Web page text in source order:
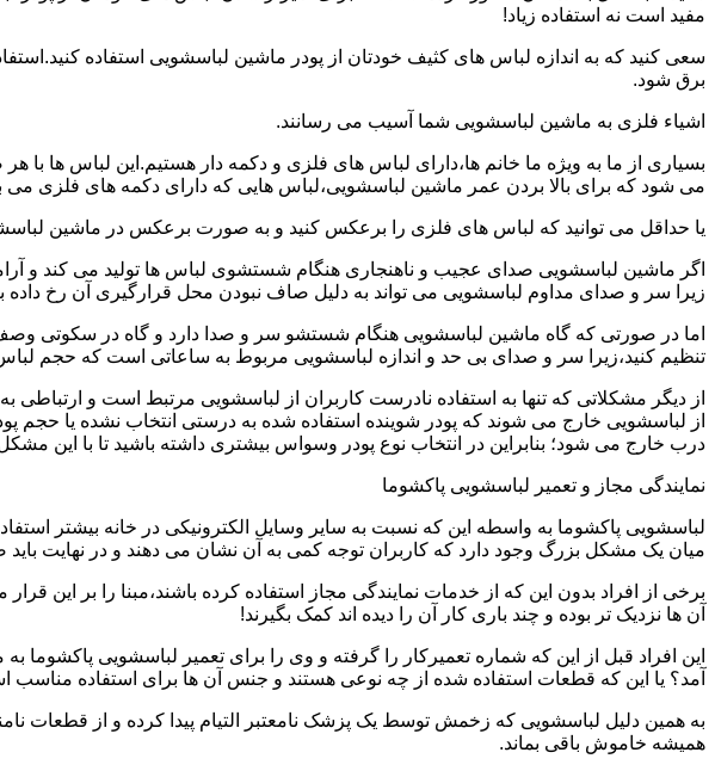
مفید است نه استفاده زیاد!
سعی کنید که به اندازه لباس های کثیف خودتان از پودر ماشین لباسشویی استفاده
برق شود.
اشیاء فلزی به ماشین لباسشویی شما آسیب می رسانند.
بسیاری از ما به ویژه ما خانم ها،دارای لباس های فلزی و دکمه دار هستیم.این لباس ها
می شود که برای بالا بردن عمر ماشین لباسشویی،لباس هایی که دارای دکمه های فلزی می
یا حداقل می توانید که لباس های فلزی را برعکس کنید و به صورت برعکس در ماشین
اگر ماشین لباسشویی صدای عجیب و ناهنجاری هنگام شستشوی لباس ها تولید می کند و
زیرا سر و صدای مداوم لباسشویی می تواند به دلیل صاف نبودن محل قرارگیری آن رخ داده
اما در صورتی که گاه ماشین لباسشویی هنگام شستشو سر و صدا دارد و گاه در سکوتی
تنظیم کنید،زیرا سر و صدای بی حد و اندازه لباسشویی مربوط به ساعاتی است که حجم
از دیگر مشکلاتی که تنها به استفاده نادرست کاربران از لباسشویی مرتبط است و
از لباسشویی خارج می شوند که پودر شوینده استفاده شده به درستی انتخاب نشده یا
درب خارج می شود؛ بنابراین در انتخاب نوع پودر وسواس بیشتری داشته باشید تا با این
نمایندگی مجاز و تعمیر لباسشویی پاکشوما
لباسشویی پاکشوما به واسطه این که نسبت به سایر وسایل الکترونیکی در خانه بیشتر
میان یک مشکل بزرگ وجود دارد که کاربران توجه کمی به آن نشان می دهند و در نهایت باید
برخی از افراد بدون این که از خدمات نمایندگی مجاز استفاده کرده باشند،مبنا را بر این
آن ها نزدیک تر بوده و چند باری کار آن را دیده اند کمک بگیرند!
این افراد قبل از این که شماره تعمیرکار را گرفته و وی را برای تعمیر لباسشویی
آمد؟ یا این که قطعات استفاده شده از چه نوعی هستند و جنس آن ها برای استفاده مناسب
به همین دلیل لباسشویی که زخمش توسط یک پزشک نامعتبر التیام پیدا کرده و از قطعات
همیشه خاموش باقی بماند.